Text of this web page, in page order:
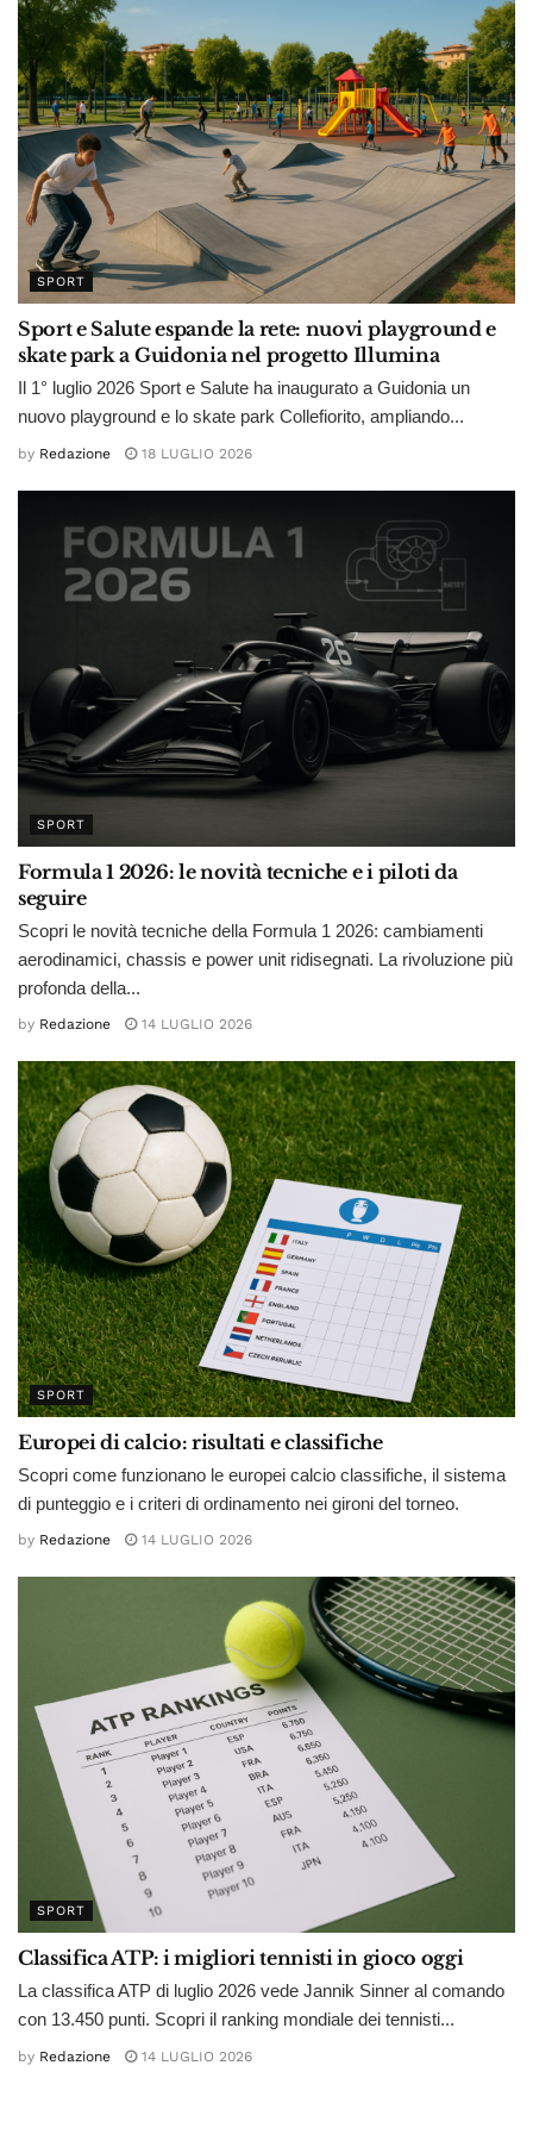
SPORT
Sport e Salute espande la rete: nuovi playground e
skate park a Guidonia nel progetto Illumina
Il 1° luglio 2026 Sport e Salute ha inaugurato a Guidonia un
nuovo playground e lo skate park Collefiorito, ampliando...
by Redazione 18 LUGLIO 2026
SPORT
Formula 1 2026: le novità tecniche e i piloti da
seguire
Scopri le novità tecniche della Formula 1 2026: cambiamenti
aerodinamici, chassis e power unit ridisegnati. La rivoluzione più
profonda della...
by Redazione 14 LUGLIO 2026
SPORT
Europei di calcio: risultati e classifiche
Scopri come funzionano le europei calcio classifiche, il sistema
di punteggio e i criteri di ordinamento nei gironi del torneo.
by Redazione 14 LUGLIO 2026
SPORT
Classifica ATP: i migliori tennisti in gioco oggi
La classifica ATP di luglio 2026 vede Jannik Sinner al comando
con 13.450 punti. Scopri il ranking mondiale dei tennisti...
by Redazione 14 LUGLIO 2026